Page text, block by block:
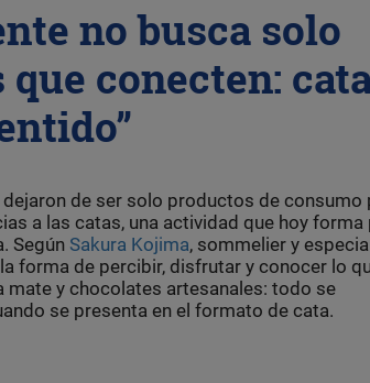
no busca solo
conecten:
de ser solo productos de consumo
a las catas, una actividad que hoy forma
Según Sakura Kojima, sommelier y
forma de percibir, disfrutar y conocer lo
mate y chocolates artesanales: todo se
se presenta en el formato de cata.